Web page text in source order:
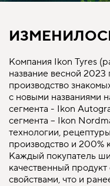
Компания Ikon Tyres
название весной 2023
производство
с новыми названиями
сегмента - Ikon
сегмента – Ikon
технологии,
производство и 200%
Каждый покупатель
качественный
свойствами, что и